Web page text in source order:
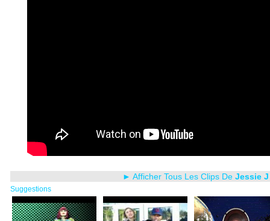
► Afficher Tous Les Clips De Jessie J
Suggestions